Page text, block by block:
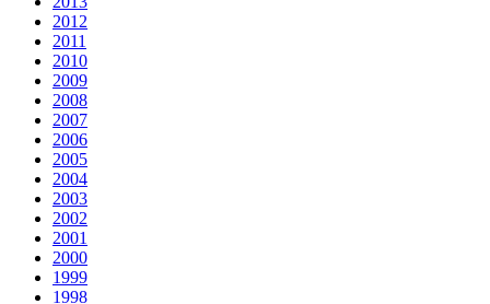
2012
2011
2010
2009
2008
2007
2006
2005
2004
2003
2002
2001
2000
1999
1998